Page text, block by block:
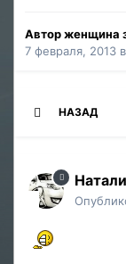
Авторженщина
7 февраля, 2013 в
НАЗАД
Натали